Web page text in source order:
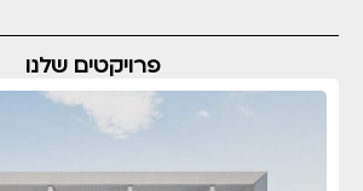
פרויקטים שלנו